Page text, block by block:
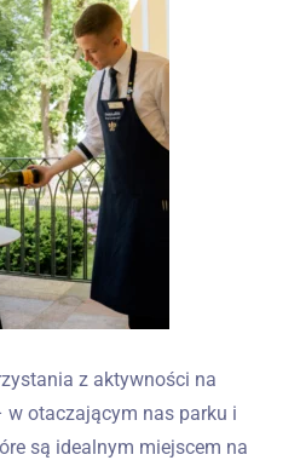
z aktywności na
w otaczającym nas parku i
są idealnym miejscem na